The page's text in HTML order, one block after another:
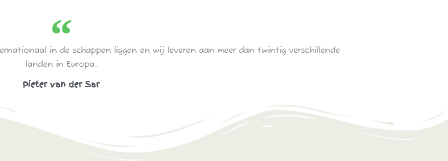
in de schappen liggen en wij leveren aan meer dan twintig verschillende
landen in Europa.
Pieter van der Sar